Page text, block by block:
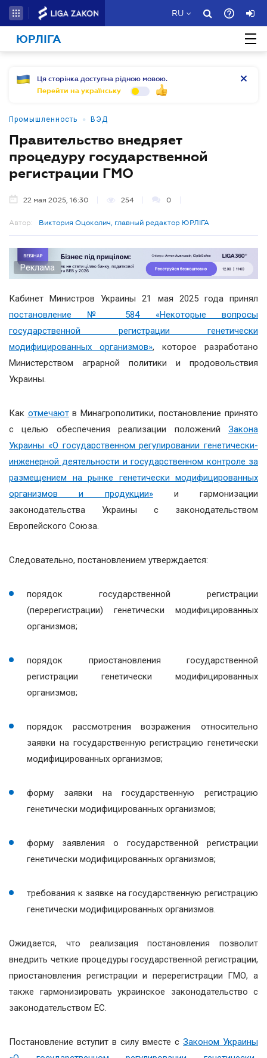
RU
ЮРЛІГА
Ця сторінка доступна рідною мовою.
Перейти на українську
Промышленность • ВЭД
Правительство внедряет
процедуру государственной
регистрации ГМО
22 мая 2025, 16:30 254 0
Автор: Виктория Оцоколич, главный редактор ЮРЛІГА
Реклама
Кабинет Министров Украины 21 мая 2025 года принял
постановление № 584 «Некоторые вопросы
государственной регистрации генетически
модифицированных организмов», которое разработано
Министерством аграрной политики и продовольствия
Украины.
Как отмечаютв Минагрополитики, постановление принято
с целью обеспечения реализации положений Закона
Украины «О государственном регулировании генетически-
инженерной деятельности и государственном контроле за
размещением на рынке генетически модифицированных
организмов и продукции»и гармонизации
законодательства Украины с законодательством
Европейского Союза.
Следовательно, постановлением утверждается:
порядок государственной регистрации
(перерегистрации) генетически модифицированных
организмов;
порядок приостановления государственной
регистрации генетически модифицированных
организмов;
порядок рассмотрения возражения относительно
заявки на государственную регистрацию генетически
модифицированных организмов;
форму заявки на государственную регистрацию
генетически модифицированных организмов;
форму заявления о государственной регистрации
генетически модифицированных организмов;
требования к заявке на государственную регистрацию
генетически модифицированных организмов.
Ожидается, что реализация постановления позволит
внедрить четкие процедуры государственной регистрации,
приостановления регистрации и перерегистрации ГМО, а
также гармонизировать украинское законодательство с
законодательством ЕС.
Постановление вступит в силу вместе с Законом Украины